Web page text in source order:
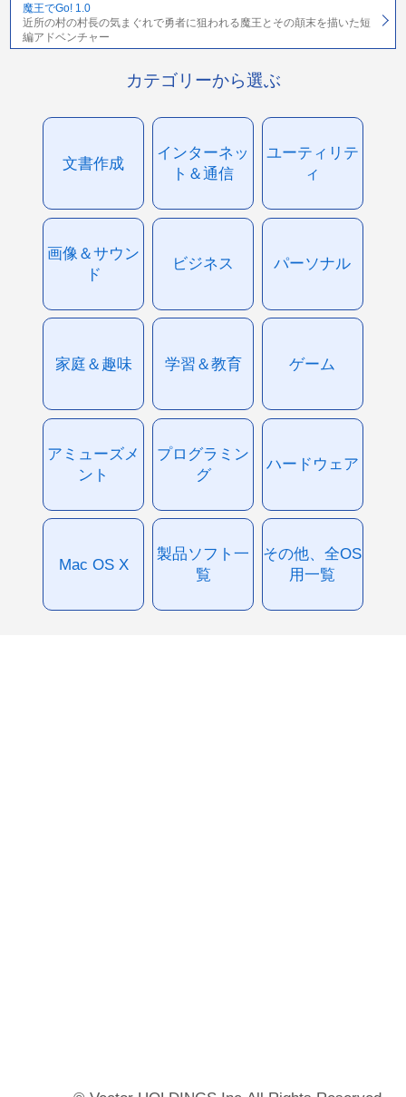
魔王でGo! 1.0
近所の村の村長の気まぐれで勇者に狙われる魔王とその顛末を描いた短
編アドベンチャー
カテゴリーから選ぶ
文書作成
インターネッ
ト＆通信
ユーティリテ
ィ
画像＆サウン
ド
ビジネス パーソナル
家庭＆趣味 学習＆教育 ゲーム
アミューズメ
ント
プログラミン
グ
ハードウェア
Mac OS X
製品ソフト一
覧
その他、全OS
用一覧